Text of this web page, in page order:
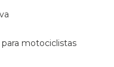
motociclistas